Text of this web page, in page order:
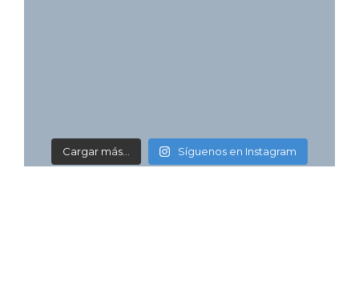
Cargar más... Síguenos en Instagram